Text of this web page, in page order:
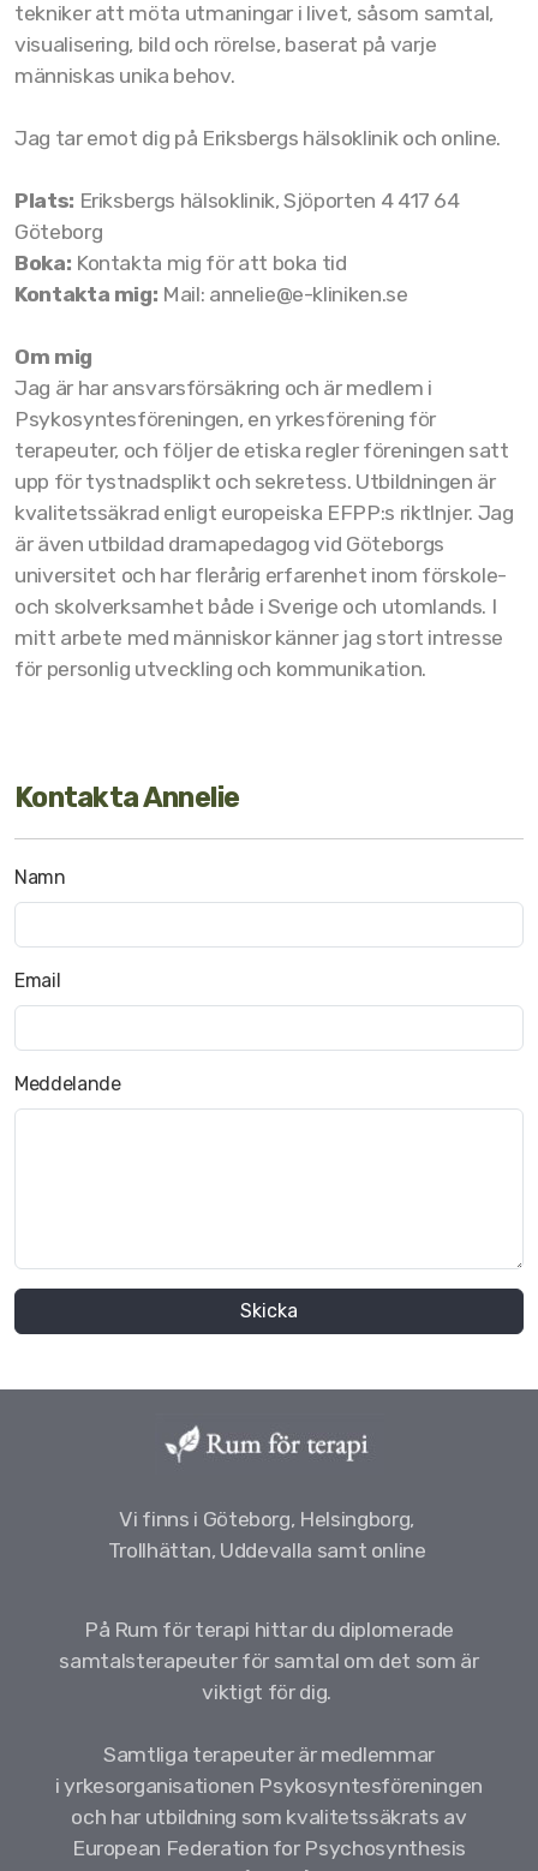
tekniker att möta utmaningar i livet, såsom samtal,
visualisering, bild och rörelse, baserat på varje
människas unika behov.
Jag tar emot dig på Eriksbergs hälsoklinik och online.
Plats: Eriksbergs hälsoklinik, Sjöporten 4 417 64
Göteborg
Boka: Kontakta mig för att boka tid
Kontakta mig: Mail: annelie@e-kliniken.se
Om mig
Jag är har ansvarsförsäkring och är medlem i
Psykosyntesföreningen, en yrkesförening för
terapeuter, och följer de etiska regler föreningen satt
upp för tystnadsplikt och sekretess. Utbildningen är
kvalitetssäkrad enligt europeiska EFPP:s riktlnjer. Jag
är även utbildad dramapedagog vid Göteborgs
universitet och har flerårig erfarenhet inom förskole-
och skolverksamhet både i Sverige och utomlands. I
mitt arbete med människor känner jag stort intresse
för personlig utveckling och kommunikation.
Kontakta Annelie
Namn
Email
Meddelande
Skicka
Vi finns i Göteborg, Helsingborg,
Trollhättan, Uddevalla samt online
På Rum för terapi hittar du diplomerade
samtalsterapeuter för samtal om det som är
viktigt för dig.
Samtliga terapeuter är medlemmar
i yrkesorganisationen Psykosyntesföreningen
och har utbildning som kvalitetssäkrats av
European Federation for Psychosynthesis